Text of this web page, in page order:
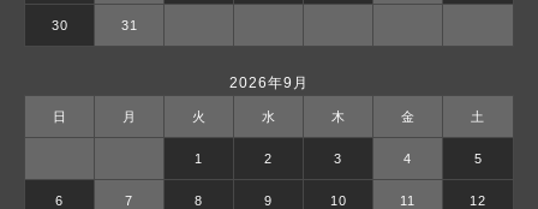
30 31
2026年9月
日 月 火 水 木 金 土
1 2 3 4 5
6 7 8 9 10 11 12